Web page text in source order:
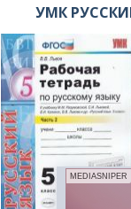
УМК
MEDIASNIPER